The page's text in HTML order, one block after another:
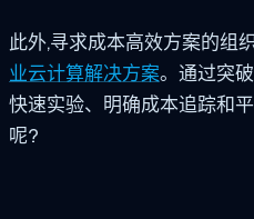
此外,寻求成本高效方案的组
业云计算解决方案。通过突
快速实验、明确成本追踪和
呢?